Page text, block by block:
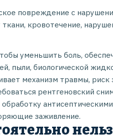
повреждение с
кровотечение,
уменьшить боль,
пыли, биологической
механизм травмы,
рентгеновский
заживление.